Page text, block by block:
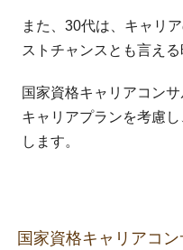
また、30代は、キャリ
ストチャンスとも言える
国家資格キャリアコン
キャリアプランを考慮
します。
国家資格キャリアコ